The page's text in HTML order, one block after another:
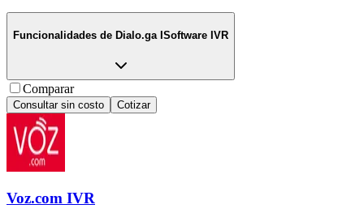
Funcionalidades de Dialo.ga ISoftware IVR
Comparar
Consultar sin costo Cotizar
Voz.com IVR